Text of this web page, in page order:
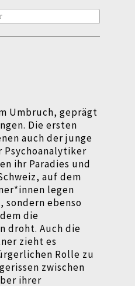
Umbruch, geprägt
Die ersten
auch der junge
Psychoanalytiker
ihr Paradies und
auf dem
legen
sondern ebenso
die
droht. Auch die
zieht es
Rolle zu
zwischen
ihrer